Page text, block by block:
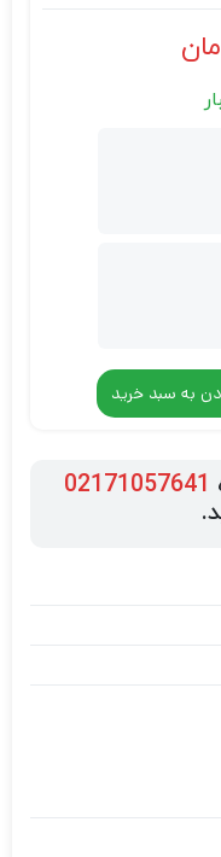
به سبد خرید
02171057641